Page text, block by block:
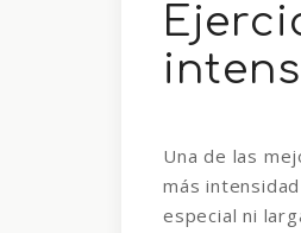
Una de las
más
especial ni